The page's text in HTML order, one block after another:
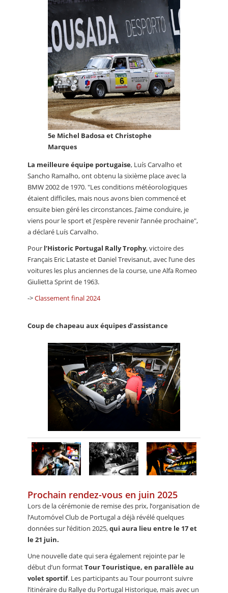
5e Michel Badosa et Christophe
Marques
La meilleure équipe portugaise, Luís Carvalho et
Sancho Ramalho, ont obtenu la sixième place avec la
BMW 2002 de 1970. "Les conditions météorologiques
étaient difficiles, mais nous avons bien commencé et
ensuite bien géré les circonstances. J’aime conduire, je
viens pour le sport et j’espère revenir l’année prochaine",
a déclaré Luís Carvalho.
Pour l’Historic Portugal Rally Trophy, victoire des
Français Eric Lataste et Daniel Trevisanut, avec l’une des
voitures les plus anciennes de la course, une Alfa Romeo
Giulietta Sprint de 1963.
->Classement final 2024
Coup de chapeau aux équipes d’assistance
Prochain rendez-vous en juin 2025
Lors de la cérémonie de remise des prix, l’organisation de
l’Automóvel Club de Portugal a déjà révélé quelques
données sur l’édition 2025,qui aura lieu entre le 17 et
le 21 juin.
Une nouvelle date qui sera également rejointe par le
début d’un formatTour Touristique, en parallèle au
volet sportif. Les participants au Tour pourront suivre
l’itinéraire du Rallye du Portugal Historique, mais avec un